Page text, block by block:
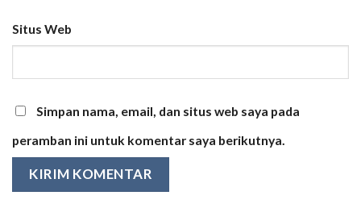
Situs Web
Simpan nama, email, dan situs web saya pada
peramban ini untuk komentar saya berikutnya.